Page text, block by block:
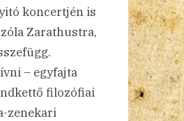
koncertjén is
Zarathustra,
– egyfajta
filozófiai
zenekari